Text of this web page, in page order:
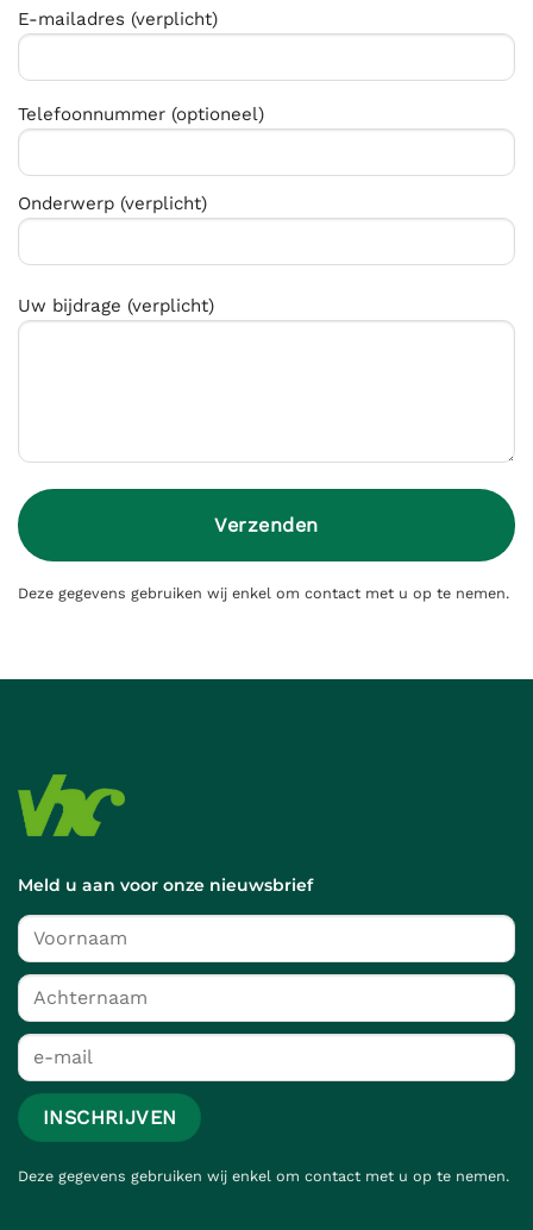
E-mailadres (verplicht)
Telefoonnummer (optioneel)
Onderwerp (verplicht)
Uw bijdrage (verplicht)
Deze gegevens gebruiken wij enkel om contact met u op te nemen.
Meld u aan voor onze nieuwsbrief
Deze gegevens gebruiken wij enkel om contact met u op te nemen.